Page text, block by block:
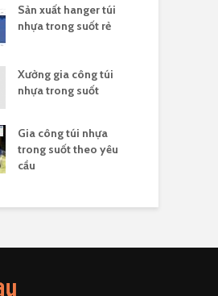
Sản xuất hanger túi
nhựa trong suốt rẻ
Xưởng gia công túi
nhựa trong suốt
Gia công túi nhựa
trong suốt theo yêu
cầu